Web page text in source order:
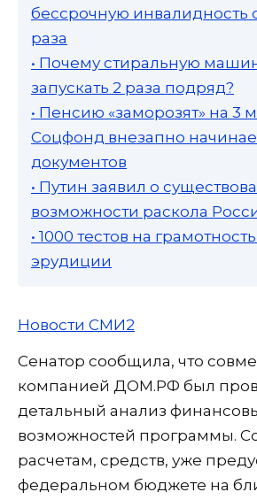
бессрочную инвалидность
раза
• Почему стиральную
запускать 2 раза подряд?
• Пенсию «заморозят» на 3
Соцфонд внезапно
документов
• Путин заявил о
возможности раскола
• 1000 тестов на
эрудиции
Новости СМИ2
Сенатор сообщила, что
компанией ДОМ.РФ был
детальный анализ
возможностей программы.
расчетам, средств, уже
федеральном бюджете на